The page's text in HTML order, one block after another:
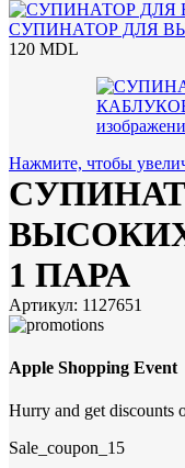
СУПИНАТОР ДЛЯ
120 MDL
Нажмите, чтобы
1 ПАРА
Артикул: 1127651
Apple Shopping Event
Hurry and get discounts
Sale_coupon_15